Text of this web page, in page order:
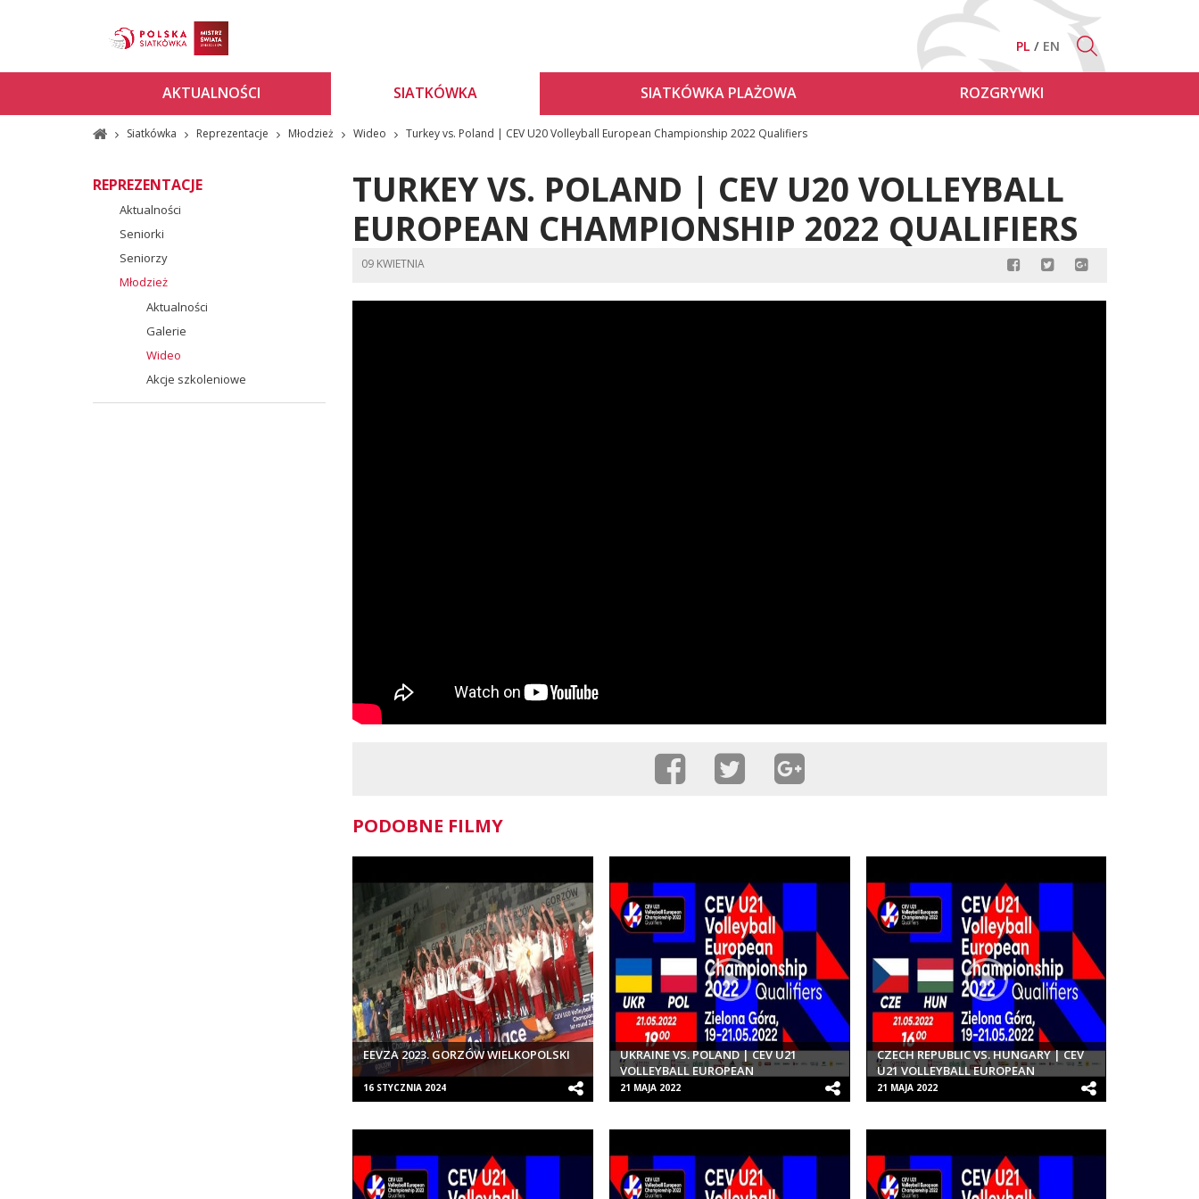
PL EN
AKTUALNOŚCI SIATKÓWKA SIATKÓWKA PLAŻOWA ROZGRYWKI
Siatkówka Reprezentacje Młodzież Wideo Turkey vs. Poland | CEV U20 Volleyball European Championship 2022 Qualifiers
REPREZENTACJE
Aktualności
Seniorki
Seniorzy
Młodzież
Aktualności
Galerie
Wideo
Akcje szkoleniowe
TURKEY VS. POLAND | CEV U20 VOLLEYBALL
EUROPEAN CHAMPIONSHIP 2022 QUALIFIERS
09 KWIETNIA
PODOBNE FILMY
EEVZA 2023. GORZÓW WIELKOPOLSKI
16 STYCZNIA 2024
UKRAINE VS. POLAND | CEV U21
VOLLEYBALL EUROPEAN
CHAMPIONSHIP 2022 QUALIFIERS |
WOMEN
21 MAJA 2022
CZECH REPUBLIC VS. HUNGARY | CEV
U21 VOLLEYBALL EUROPEAN
CHAMPIONSHIP 2022 QUALIFIERS |
WOMEN
21 MAJA 2022